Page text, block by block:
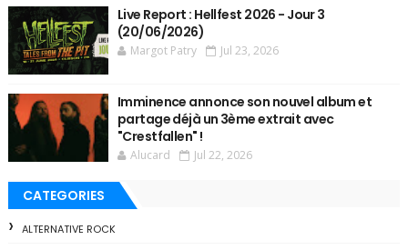
Live Report : Hellfest 2026 - Jour 3
(20/06/2026)
Margot Patry Jul 23, 2026
Imminence annonce son nouvel album et
partage déjà un 3ème extrait avec
"Crestfallen" !
Alucard Jul 22, 2026
CATEGORIES
ALTERNATIVE ROCK